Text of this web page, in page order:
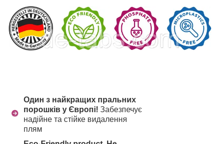
Один з найкращих пральних
порошків у Європі! Забезпечує
надійне та стійке видалення
плям